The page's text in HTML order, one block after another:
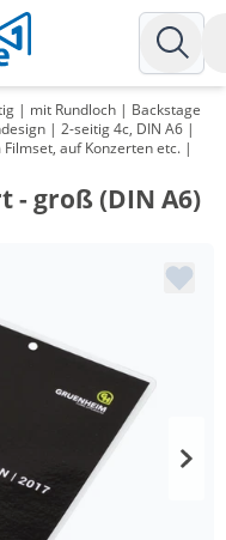
| mit Rundloch | Backstage
| 2-seitig 4c, DIN A6 |
auf Konzerten etc. |
- groß (DIN A6)